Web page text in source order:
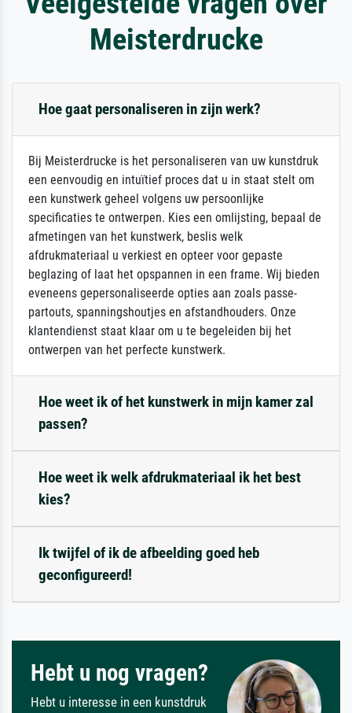
Meisterdrucke
Hoe gaat personaliseren in zijn werk?
Bij Meisterdrucke is het personaliseren van uw kunstdruk
een eenvoudig en intuïtief proces dat u in staat stelt om
een kunstwerk geheel volgens uw persoonlijke
specificaties te ontwerpen. Kies een omlijsting, bepaal de
afmetingen van het kunstwerk, beslis welk
afdrukmateriaal u verkiest en opteer voor gepaste
beglazing of laat het opspannen in een frame. Wij bieden
eveneens gepersonaliseerde opties aan zoals passe-
partouts, spanningshoutjes en afstandhouders. Onze
klantendienst staat klaar om u te begeleiden bij het
ontwerpen van het perfecte kunstwerk.
Hoe weet ik of het kunstwerk in mijn kamer zal
passen?
Hoe weet ik welk afdrukmateriaal ik het best
kies?
Ik twijfel of ik de afbeelding goed heb
geconfigureerd!
Hebt u nog vragen?
Hebt u interesse in een kunstdruk